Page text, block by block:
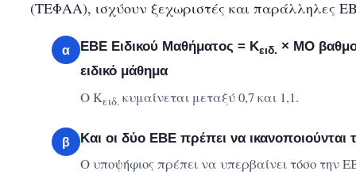
(ΤΕΦΑΑ), ισχύουν ξεχωριστές και παράλληλες
α ΕΒΕ Ειδικού Μαθήματος = Κειδ. × ΜΟ
ειδικό μάθημα
Ο Κειδ. κυμαίνεται μεταξύ 0,7 και 1,1.
β Και οι δύο ΕΒΕ πρέπει να ικανοποιούνται
Ο υποψήφιος πρέπει να υπερβαίνει τόσο την